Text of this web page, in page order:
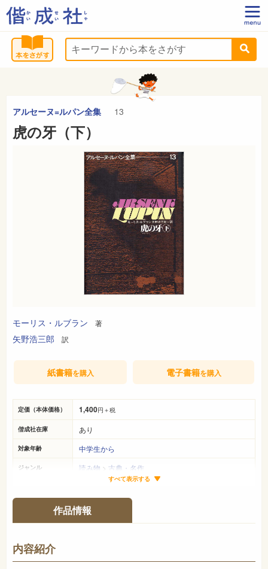
アルセーヌ=ルパン全集 13
虎の牙（下）
モーリス・ルブラン 著
矢野浩三郎 訳
定価（本体価格） 1,400円＋税
偕成社在庫 あり
対象年齢 中学生から
ジャンル 読み物 > 古典・名作
304ページ
ISBN 978-4-03-815130-9
NDC
発売日 1983年1月
すべて表示する
紙書籍を購入 電子書籍を購入
作品情報
内容紹介